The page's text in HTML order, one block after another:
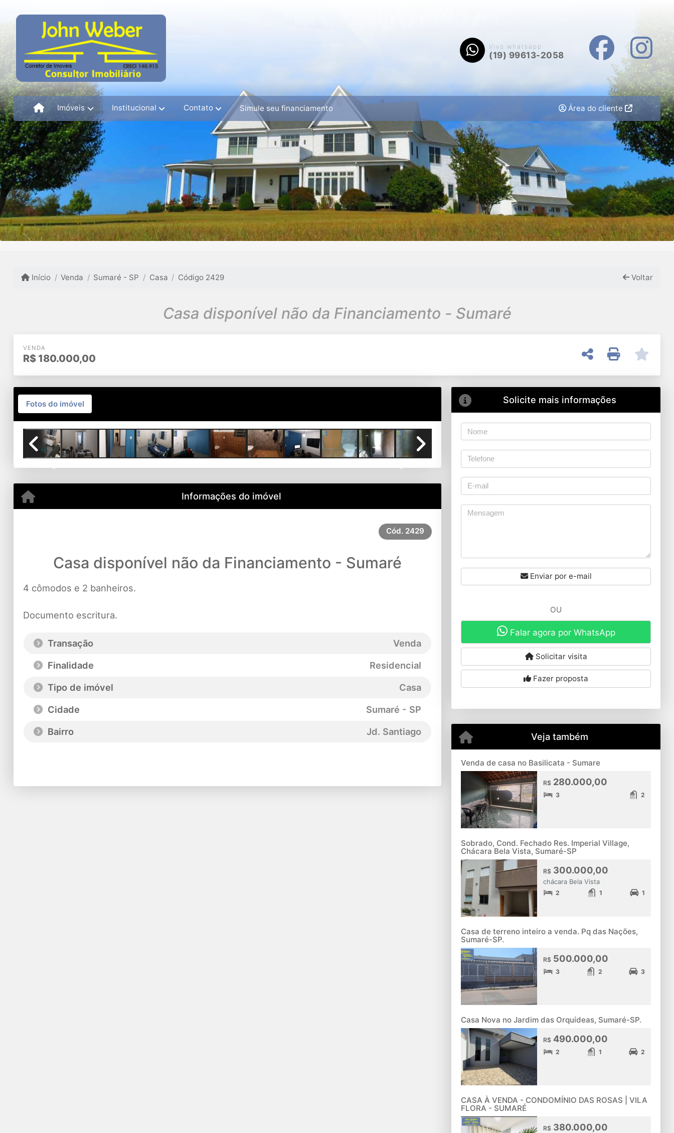
Vivo whatsapp
(19) 99613-2058
Imóveis Institucional Contato Simule seu financiamento Área do cliente
Início Venda Sumaré - SP Casa Código 2429 Voltar
Casa disponível não da Financiamento - Sumaré
VENDA
R$180.000,00
Fotos do imóvel
Previous Next
Informações do imóvel
Cód. 2429
Casa disponível não da Financiamento - Sumaré
4 cômodos e 2 banheiros.
Documento escritura.
Transação
Venda
Finalidade
Residencial
Tipo de imóvel
Casa
Cidade
Sumaré - SP
Bairro
Jd. Santiago
Solicite mais informações
Enviar por e-mail
OU
Falar agora por WhatsApp
Solicitar visita
Fazer proposta
Veja também
Venda de casa no Basilicata - Sumare
R$ 280.000,00
3 2
Sobrado, Cond. Fechado Res. Imperial Village,
Chácara Bela Vista, Sumaré-SP
R$ 300.000,00
chácara Bela Vista
2 1 1
Casa de terreno inteiro a venda. Pq das Nações,
Sumaré-SP.
R$ 500.000,00
3 2 3
Casa Nova no Jardim das Orquídeas, Sumaré-SP.
R$ 490.000,00
2 1 2
CASA À VENDA - CONDOMÍNIO DAS ROSAS | VILA
FLORA - SUMARÉ
R$ 380.000,00